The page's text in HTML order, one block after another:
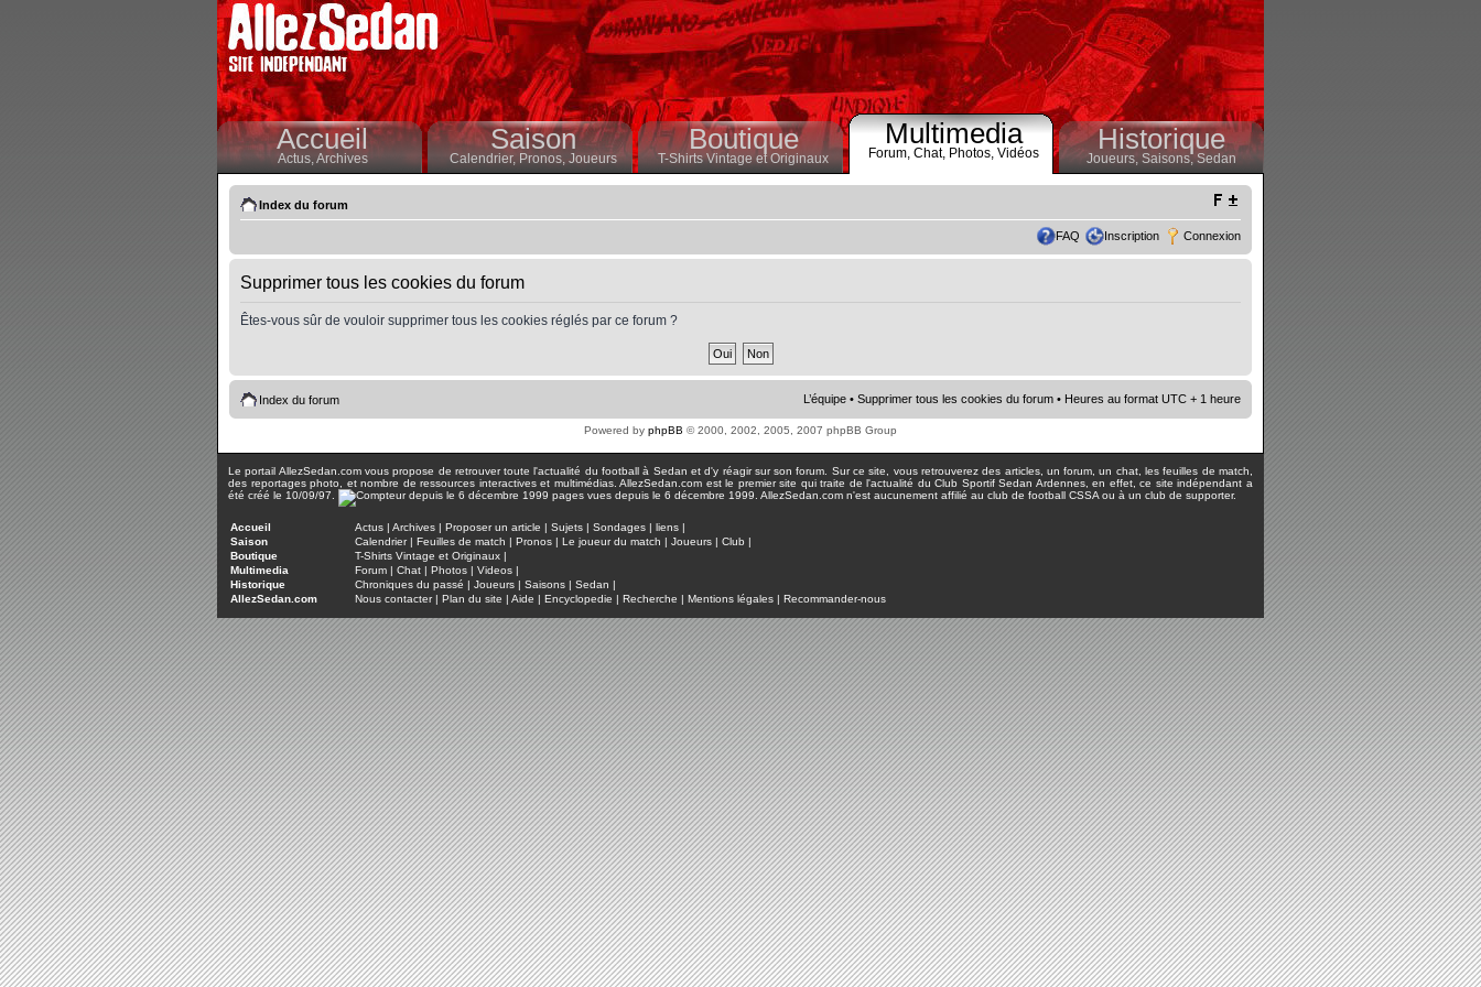
Accueil
Actus,Archives
Saison
Calendrier,Pronos, Joueurs
Boutique
T-Shirts Vintage et Originaux
Multimedia
Forum, Chat, Photos, Vidéos Historique
Joueurs, Saisons,Sedan
Index du forum
FAQ Inscription Connexion
Supprimer tous les cookies du forum
Êtes-vous sûr de vouloir supprimer tous les cookies réglés par ce forum ?
Index du forum L’équipe • Supprimer tous les cookies du forum • Heures au format UTC + 1 heure
Powered by phpBB © 2000, 2002, 2005, 2007 phpBB Group
Le portail AllezSedan.com vous propose de retrouver toute l'actualité du football à Sedan et d'y réagir sur son forum. Sur ce site, vous retrouverez des articles, un forum, un chat, les feuilles de match,
des reportages photo, et nombre de ressources interactives et multimédias. AllezSedan.com est le premier site qui traite de l'actualité du Club Sportif Sedan Ardennes, en effet, ce site indépendant a
été créé le 10/09/97.
pages vues depuis le 6 décembre 1999. AllezSedan.com n'est aucunement affilié au club de football CSSA ou à un club de supporter.
Accueil Actus | Archives | Proposer un article | Sujets | Sondages | liens |
Saison
Calendrier| Feuilles de match | Pronos | Le joueur du match | Joueurs | Club |
Boutique
T-Shirts Vintage et Originaux |
Multimedia
Forum | Chat | Photos | Videos |
Historique
Chroniques du passé | Joueurs | Saisons | Sedan |
AllezSedan.com
Nous contacter| Plan du site | Aide | Encyclopedie | Recherche | Mentions légales | Recommander-nous